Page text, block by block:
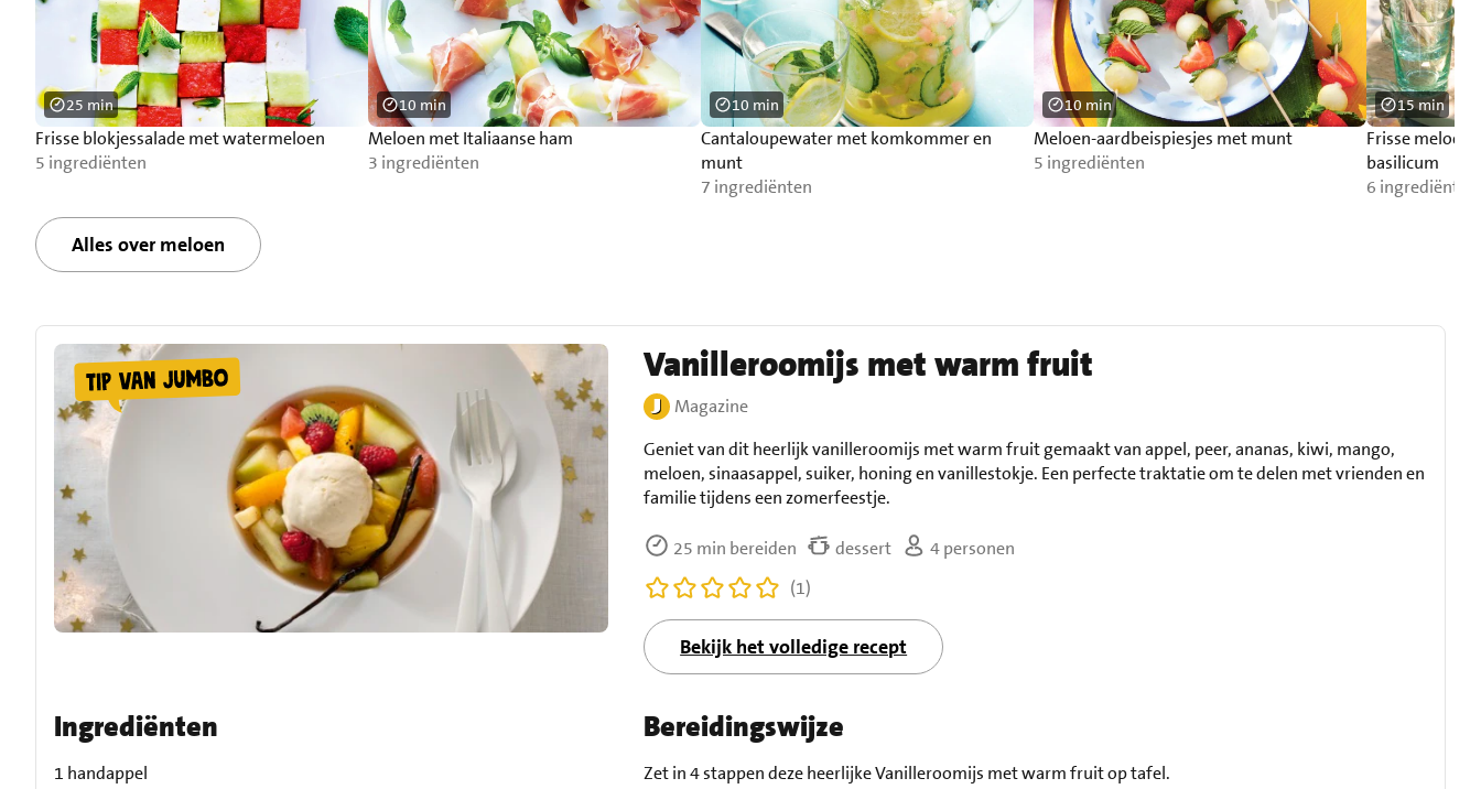
Frisse blokjessalade met watermeloen
5 ingrediënten
25 min
Meloen met Italiaanse ham
3 ingrediënten
10 min
Cantaloupewater met komkommer en
munt
7 ingrediënten
10 min
Meloen-aardbeispiesjes met munt
5 ingrediënten
10 min
Frisse
basilicum
6 ingrediënten
15 min
Alles over meloen
Vanilleroomijs met warm fruit
Magazine
Geniet van dit heerlijk vanilleroomijs met warm fruit gemaakt van appel, peer, ananas, kiwi, mango,
meloen, sinaasappel, suiker, honing en vanillestokje. Een perfecte traktatie om te delen met vrienden en
familie tijdens een zomerfeestje.
25 min bereiden dessert
4 personen
(1)
Bekijk het volledige recept
Ingrediënten
1 handappel
Bereidingswijze
Zet in 4 stappen deze heerlijke Vanilleroomijs met warm fruit op tafel.